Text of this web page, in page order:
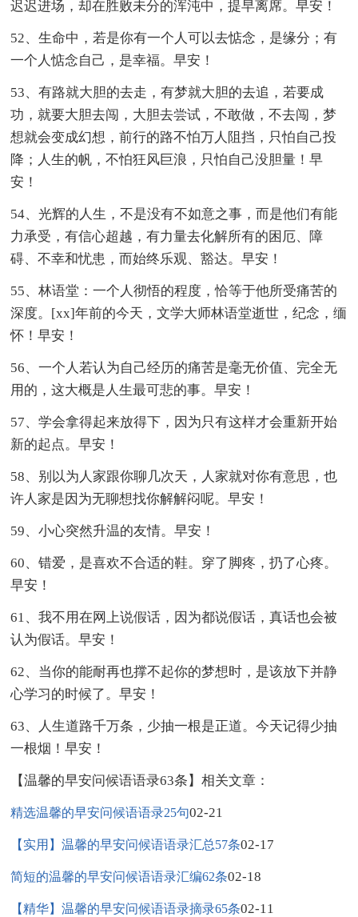
迟迟进场，却在胜败未分的浑沌中，提早离席。早安！
52、生命中，若是你有一个人可以去惦念，是缘分；有
一个人惦念自己，是幸福。早安！
53、有路就大胆的去走，有梦就大胆的去追，若要成
功，就要大胆去闯，大胆去尝试，不敢做，不去闯，梦
想就会变成幻想，前行的路不怕万人阻挡，只怕自己投
降；人生的帆，不怕狂风巨浪，只怕自己没胆量！早
安！
54、光辉的人生，不是没有不如意之事，而是他们有能
力承受，有信心超越，有力量去化解所有的困厄、障
碍、不幸和忧患，而始终乐观、豁达。早安！
55、林语堂：一个人彻悟的程度，恰等于他所受痛苦的
深度。[xx]年前的今天，文学大师林语堂逝世，纪念，缅
怀！早安！
56、一个人若认为自己经历的痛苦是毫无价值、完全无
用的，这大概是人生最可悲的事。早安！
57、学会拿得起来放得下，因为只有这样才会重新开始
新的起点。早安！
58、别以为人家跟你聊几次天，人家就对你有意思，也
许人家是因为无聊想找你解解闷呢。早安！
59、小心突然升温的友情。早安！
60、错爱，是喜欢不合适的鞋。穿了脚疼，扔了心疼。
早安！
61、我不用在网上说假话，因为都说假话，真话也会被
认为假话。早安！
62、当你的能耐再也撑不起你的梦想时，是该放下并静
心学习的时候了。早安！
63、人生道路千万条，少抽一根是正道。今天记得少抽
一根烟！早安！
【温馨的早安问候语语录63条】相关文章：
精选温馨的早安问候语语录25句02-21
【实用】温馨的早安问候语语录汇总57条02-17
简短的温馨的早安问候语语录汇编62条02-18
【精华】温馨的早安问候语语录摘录65条02-11